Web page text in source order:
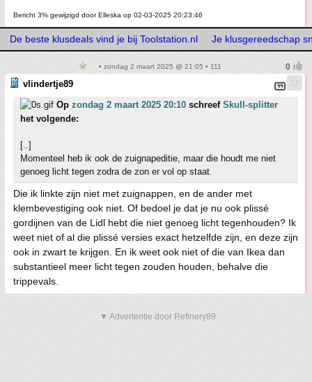
Bericht 3% gewijzigd door Elleska op 02-03-2025 20:23:46
De beste klusdeals vind je bij Toolstation.nl Je klusgereedschap
• zondag 2 maart 2025 @ 21:05 • 111
vlindertje89
Op zondag 2 maart 2025 20:10 schreef Skull-splitter
het volgende:
[..]
Momenteel heb ik ook de zuignapeditie, maar die houdt me niet
genoeg licht tegen zodra de zon er vol op staat.
Die ik linkte zijn niet met zuignappen, en de ander met
klembevestiging ook niet. Of bedoel je dat je nu ook plissé
gordijnen van de Lidl hebt die niet genoeg licht tegenhouden? Ik
weet niet of al die plissé versies exact hetzelfde zijn, en deze zijn
ook in zwart te krijgen. En ik weet ook niet of die van Ikea dan
substantieel meer licht tegen zouden houden, behalve die
trippevals.
▼ Advertentie door Refinery89